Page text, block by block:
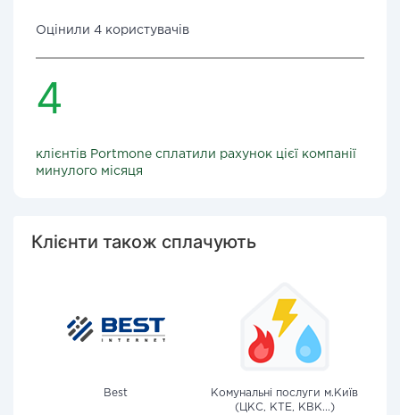
Оцінили 4 користувачів
4
клієнтів Portmone сплатили рахунок цієї компанії
минулого місяця
Клієнти також сплачують
Best
Комунальні послуги м.Київ
(ЦКС, КТЕ, КВК...)